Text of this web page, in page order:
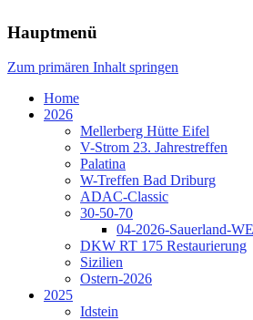
Hauptmenü
Zum primären Inhalt springen
Home
2026
Mellerberg Hütte Eifel
V-Strom 23. Jahrestreffen
Palatina
W-Treffen Bad Driburg
ADAC-Classic
30-50-70
04-2026-Sauerland-WE
DKW RT 175 Restaurierung
Sizilien
Ostern-2026
2025
Idstein